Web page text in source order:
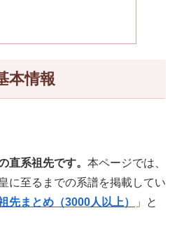
本情報
直系祖先です。 本ページでは、
に至るまでの系譜を掲載してい
先まとめ（3000人以上）
」と